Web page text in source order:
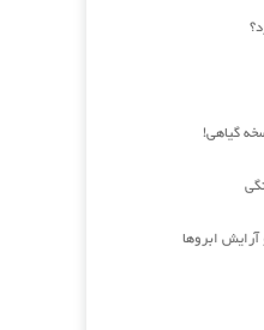
گیاهی!
ابروها